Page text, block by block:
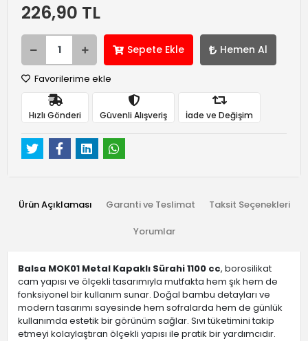
226,90 TL
Sepete Ekle Hemen Al
Favorilerime ekle
Hızlı Gönderi Güvenli Alışveriş İade ve Değişim
Ürün Açıklaması Garanti ve Teslimat Taksit Seçenekleri
Yorumlar
Balsa MOK01 Metal Kapaklı Sürahi 1100 cc, borosilikat
cam yapısı ve ölçekli tasarımıyla mutfakta hem şık hem de
fonksiyonel bir kullanım sunar. Doğal bambu detayları ve
modern tasarımı sayesinde hem sofralarda hem de günlük
kullanımda estetik bir görünüm sağlar. Sıvı tüketimini takip
etmeyi kolaylaştıran ölçekli yapısı ile pratik bir yardımcıdır.